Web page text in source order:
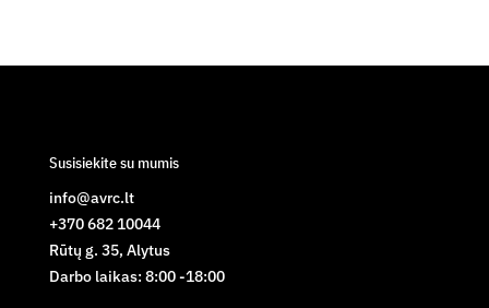
Susisiekite su mumis
info@avrc.lt
+370 682 10044
Rūtų g. 35, Alytus
Darbo laikas: 8:00 -18:00